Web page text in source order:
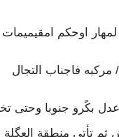
اوحكم امقيميمات
مركبه فاجناب التجال
بكًرو جنوبا وحتى
تأتي منطقة